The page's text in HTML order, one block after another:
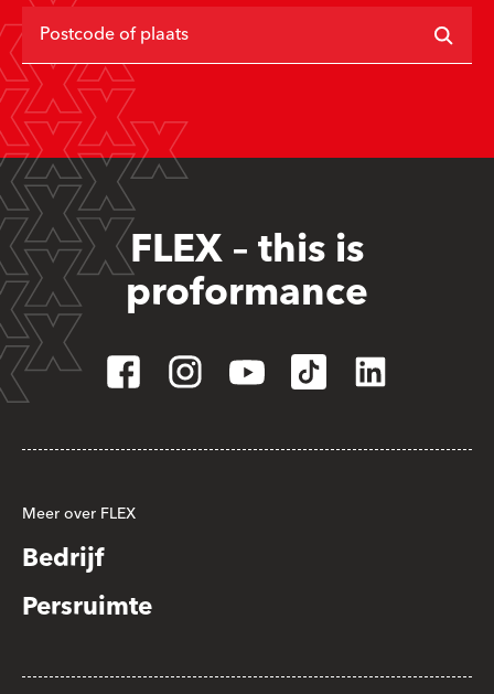
Postcode of plaats
FLEX – this is
proformance
Meer over FLEX
Bedrijf
Persruimte